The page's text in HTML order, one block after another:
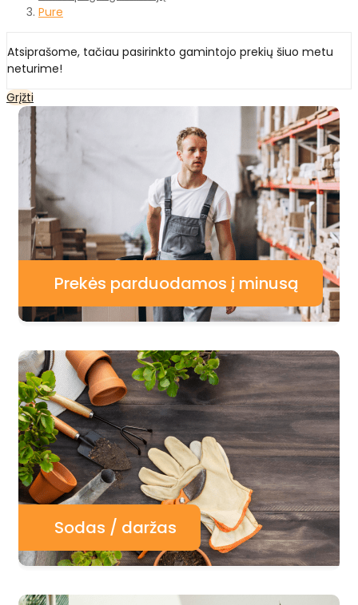
Pure
Atsiprašome, tačiau pasirinkto gamintojo prekių šiuo metu
neturime!
Grįžti
Prekės parduodamos į minusą
Sodas / daržas